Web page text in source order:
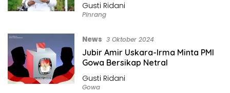
Gusti Ridani
Pinrang
News 3 Oktober 2024
Jubir Amir Uskara-Irma Minta PMI
Gowa Bersikap Netral
Gusti Ridani
Gowa